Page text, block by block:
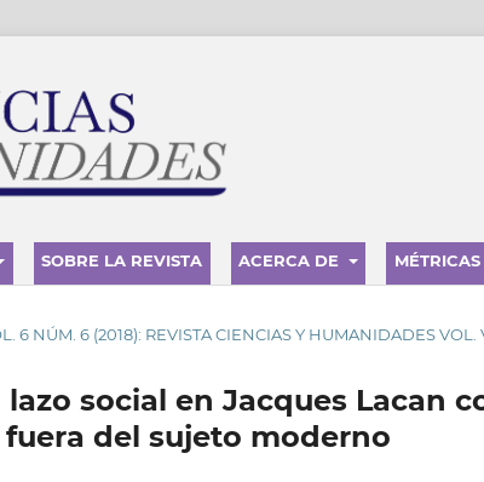
SOBRE LA REVISTA ACERCA DE MÉTRICAS
6 NÚM. 6 (2018): REVISTA CIENCIAS Y HUMANIDADES VOL.
lazo social en Jacques Lacan
del sujeto moderno